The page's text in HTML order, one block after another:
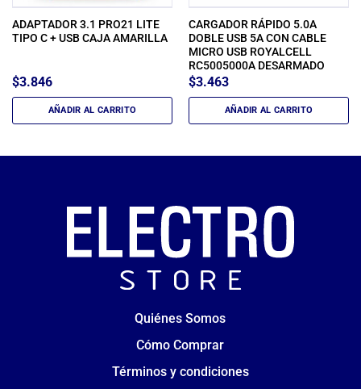
ADAPTADOR 3.1 PRO21 LITE
TIPO C + USB CAJA AMARILLA
$3.846
AÑADIR AL CARRITO
CARGADOR RÁPIDO 5.0A
DOBLE USB 5A CON CABLE
MICRO USB ROYALCELL
RC5005000A DESARMADO
$3.463
AÑADIR AL CARRITO
Quiénes Somos
Cómo Comprar
Términos y condiciones